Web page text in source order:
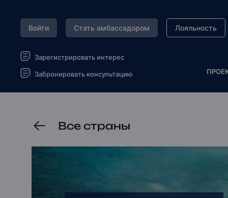
Войти Стать амбассадором Лояльность
Зарегистрировать интерес
Забронировать консультацию
Все страны